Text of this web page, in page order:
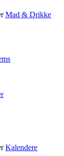
Mad & Drikke
Kalendere